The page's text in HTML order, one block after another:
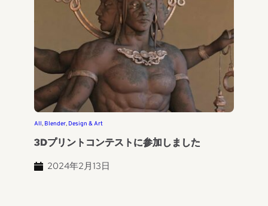
All, Blender, Design & Art
3Dプリントコンテストに参加しました
2024年2月13日